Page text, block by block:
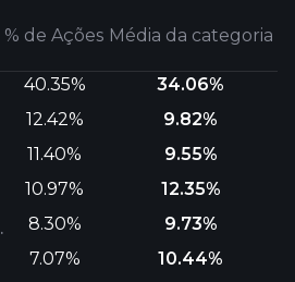
% de Ações Média da categoria
40.35%
34.06%
12.42%
9.82%
11.40%
9.55%
10.97%
12.35%
8.30%
9.73%
7.07%
10.44%